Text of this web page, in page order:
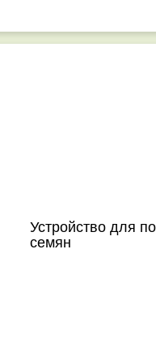
Устройство для
семян